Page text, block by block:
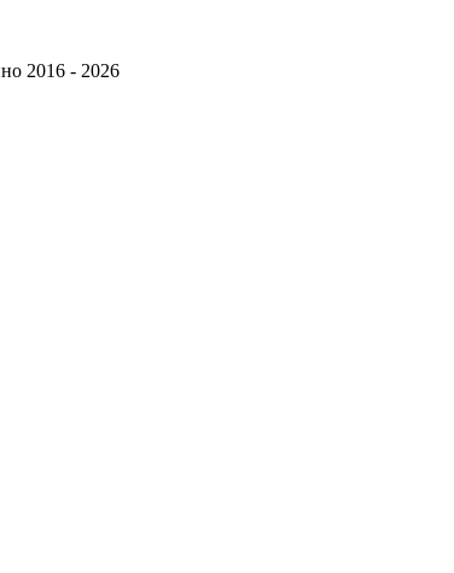
2016 - 2026